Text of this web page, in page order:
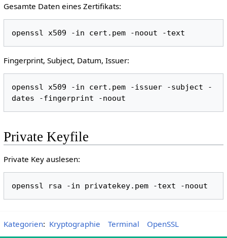
Gesamte Daten eines Zertifikats:
Fingerprint, Subject, Datum, Issuer:
openssl x509 -in cert.pem -issuer -subject -
Private Keyfile
Private Key auslesen:
Kategorien: Kryptographie Terminal OpenSSL